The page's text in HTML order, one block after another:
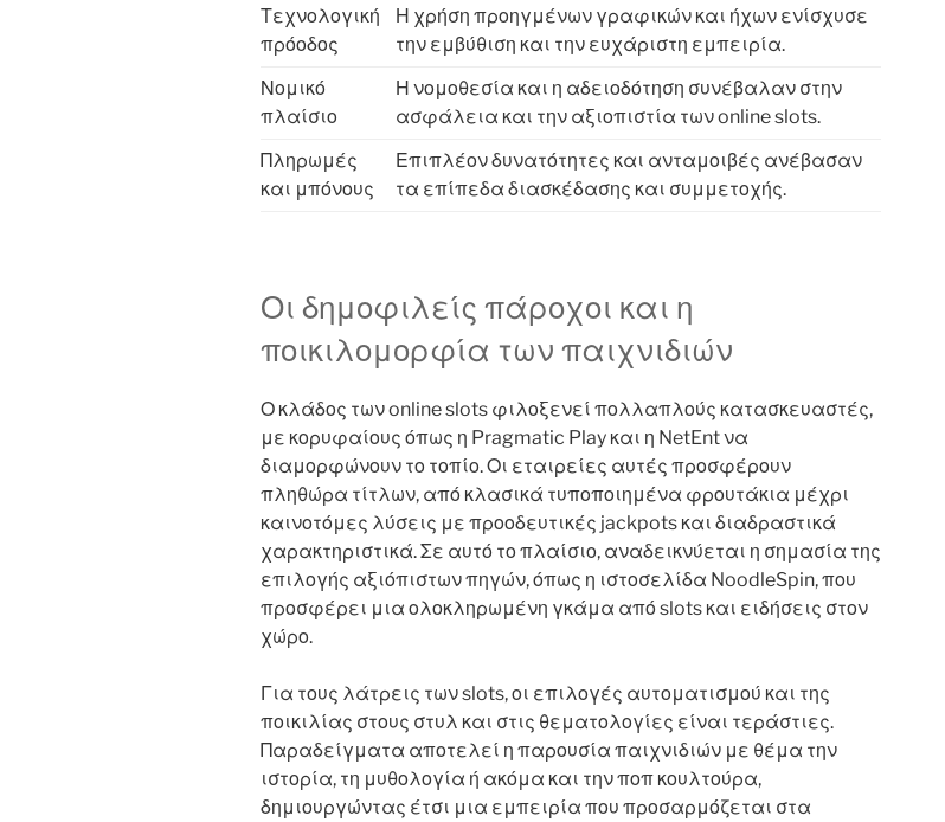
Τεχνολογική
πρόοδος
Η χρήση προηγμένων γραφικών και ήχων ενίσχυσε
την εμβύθιση και την ευχάριστη εμπειρία.
Νομικό
πλαίσιο
Η νομοθεσία και η αδειοδότηση συνέβαλαν στην
ασφάλεια και την αξιοπιστία των online slots.
Πληρωμές
και μπόνους
Επιπλέον δυνατότητες και ανταμοιβές ανέβασαν
τα επίπεδα διασκέδασης και συμμετοχής.
Οι δημοφιλείς πάροχοι και η
ποικιλομορφία των παιχνιδιών
Ο κλάδος των online slots φιλοξενεί πολλαπλούς κατασκευαστές,
με κορυφαίους όπως η Pragmatic Play και η NetEnt να
διαμορφώνουν το τοπίο. Οι εταιρείες αυτές προσφέρουν
πληθώρα τίτλων, από κλασικά τυποποιημένα φρουτάκια μέχρι
καινοτόμες λύσεις με προοδευτικές jackpots και διαδραστικά
χαρακτηριστικά. Σε αυτό το πλαίσιο, αναδεικνύεται η σημασία της
επιλογής αξιόπιστων πηγών, όπως η ιστοσελίδα NoodleSpin, που
προσφέρει μια ολοκληρωμένη γκάμα από slots και ειδήσεις στον
χώρο.
Για τους λάτρεις των slots, οι επιλογές αυτοματισμού και της
ποικιλίας στους στυλ και στις θεματολογίες είναι τεράστιες.
Παραδείγματα αποτελεί η παρουσία παιχνιδιών με θέμα την
ιστορία, τη μυθολογία ή ακόμα και την ποπ κουλτούρα,
δημιουργώντας έτσι μια εμπειρία που προσαρμόζεται στα